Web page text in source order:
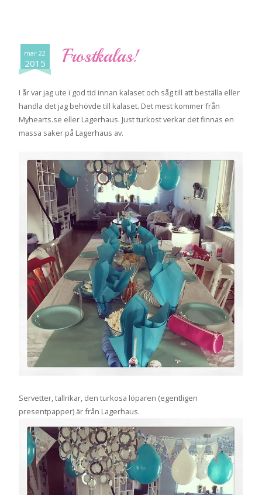
mar 22
2015 Frostkalas!
I år var jag ute i god tid innan kalaset och såg till att beställa eller
handla det jag behövde till kalaset. Det mest kommer från
Myhearts.se eller Lagerhaus. Just turkost verkar det finnas en
massa saker på Lagerhaus av.
Servetter, tallrikar, den turkosa löparen (egentligen
presentpapper) är från Lagerhaus.